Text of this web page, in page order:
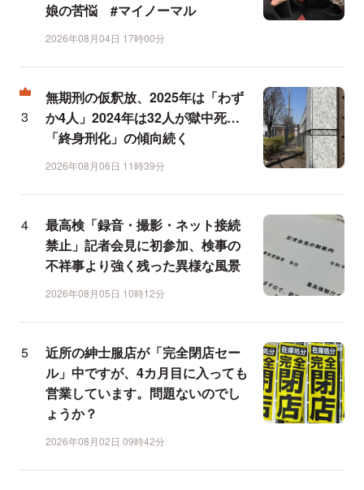
娘の苦悩 #マイノーマル
2026年08月04日 17時00分
無期刑の仮釈放、2025年は「わず
か4人」2024年は32人が獄中死…
「終身刑化」の傾向続く
2026年08月06日 11時39分
最高検「録音・撮影・ネット接続
禁止」記者会見に初参加、検事の
不祥事より強く残った異様な風景
2026年08月05日 10時12分
近所の紳士服店が「完全閉店セー
ル」中ですが、4カ月目に入っても
営業しています。問題ないのでし
ょうか？
2026年08月02日 09時42分